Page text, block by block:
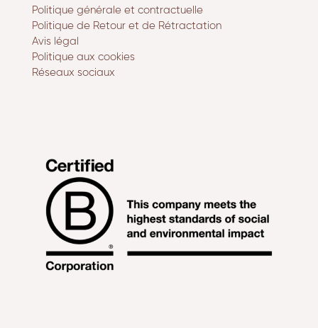
Politique générale et contractuelle
Politique de Retour et de Rétractation
Avis légal
Politique aux cookies
Réseaux sociaux